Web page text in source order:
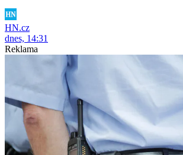
HN.cz
dnes, 14:31
Reklama